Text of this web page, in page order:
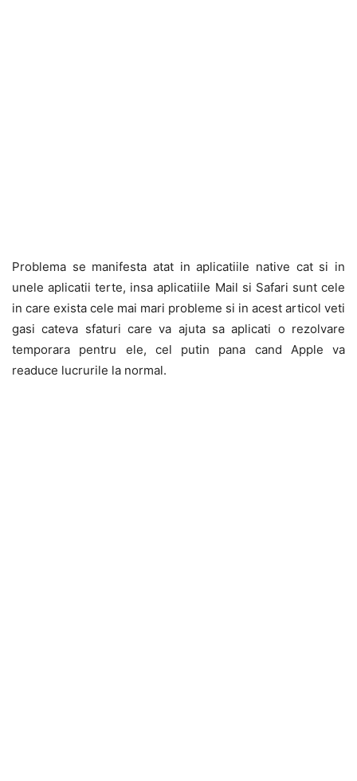
Problema se manifesta atat in aplicatiile native cat si in
unele aplicatii terte, insa aplicatiile Mail si Safari sunt cele
in care exista cele mai mari probleme si in acest articol veti
gasi cateva sfaturi care va ajuta sa aplicati o rezolvare
temporara pentru ele, cel putin pana cand Apple va
readuce lucrurile la normal.